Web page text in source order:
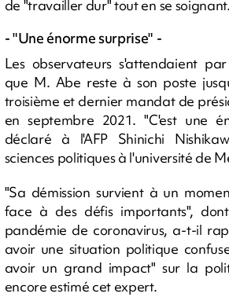
de "travailler dur" tout en se soignant.
- "Une énorme surprise" -
Les observateurs s'attendaient
que M. Abe reste à son poste
troisième et dernier mandat de
en septembre 2021. "C'est une
déclaré à l'AFP Shinichi
sciences politiques à l'université de
"Sa démission survient à un
face à des défis importants",
pandémie de coronavirus, a-t-il
avoir une situation politique
avoir un grand impact" sur la
encore estimé cet expert.